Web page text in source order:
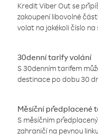
Kredit Viber Out se
zakoupení libovolné
volat na jakékoli číslo na
30denní tarify volání
S 30denním tarifem
destinace po dobu 30
Měsíční předplacené
S měsíčním
zahraničí na pevnou